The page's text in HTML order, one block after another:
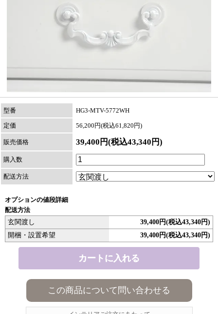
型番 HG3-MTV-5772WH
定価 56,200円(税込61,820円)
販売価格 39,400円(税込43,340円)
購入数
配送方法
オプションの値段詳細
配送方法
玄関渡し
39,400円(税込43,340円)
開梱・設置希望
39,400円(税込43,340円)
この商品について問い合わせる